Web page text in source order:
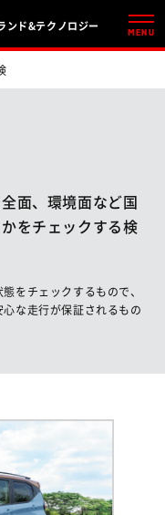
ンド&テクノロジー
MENU
面、環境面など国
をチェックする検
をチェックするもので、
な走行が保証されるもの